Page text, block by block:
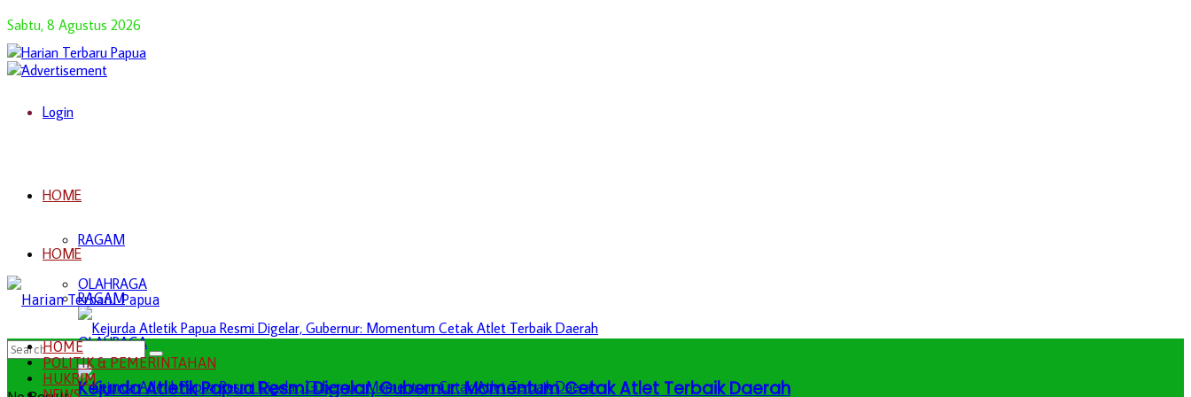
Sabtu, 8 Agustus 2026
Login
HOME
RAGAM
OLAHRAGA
Kejurda Atletik Papua Resmi Digelar, Gubernur: Momentum Cetak Atlet Terbaik Daerah
HOME
RAGAM
OLAHRAGA
HOME
POLITIK & PEMERINTAHAN
HUKRIM